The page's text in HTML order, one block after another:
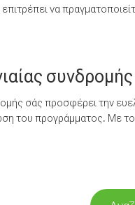
να
συνδρομής
σάς προσφέρει την
του προγράμματος. Με